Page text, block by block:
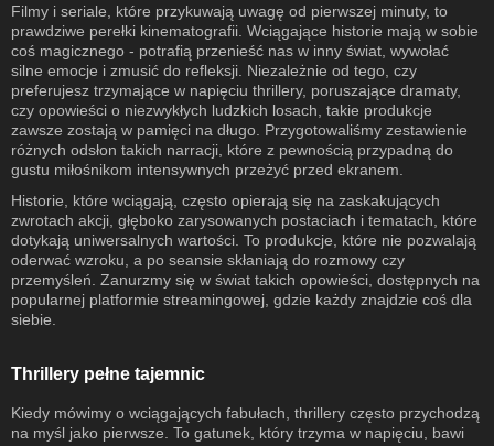
Filmy i seriale, które przykuwają uwagę od pierwszej minuty, to
prawdziwe perełki kinematografii. Wciągające historie mają w sobie
coś magicznego - potrafią przenieść nas w inny świat, wywołać
silne emocje i zmusić do refleksji. Niezależnie od tego, czy
preferujesz trzymające w napięciu thrillery, poruszające dramaty,
czy opowieści o niezwykłych ludzkich losach, takie produkcje
zawsze zostają w pamięci na długo. Przygotowaliśmy zestawienie
różnych odsłon takich narracji, które z pewnością przypadną do
gustu miłośnikom intensywnych przeżyć przed ekranem.
Historie, które wciągają, często opierają się na zaskakujących
zwrotach akcji, głęboko zarysowanych postaciach i tematach, które
dotykają uniwersalnych wartości. To produkcje, które nie pozwalają
oderwać wzroku, a po seansie skłaniają do rozmowy czy
przemyśleń. Zanurzmy się w świat takich opowieści, dostępnych na
popularnej platformie streamingowej, gdzie każdy znajdzie coś dla
siebie.
Thrillery pełne tajemnic
Kiedy mówimy o wciągających fabułach, thrillery często przychodzą
na myśl jako pierwsze. To gatunek, który trzyma w napięciu, bawi